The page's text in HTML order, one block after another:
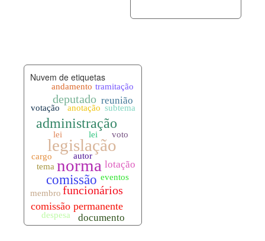
palavras_chave.xml 07-08-
legislacao_norma_anotacoes.xml
Nuvem de etiquetas